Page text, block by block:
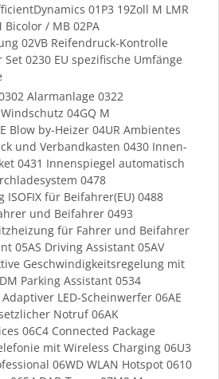
01P3 19Zoll M LMR
/ MB 02PA
02VB Reifendruck-Kontrolle
0230 EU spezifische Umfänge
Alarmanlage 0322
04GQ M
Blow by-Heizer 04UR Ambientes
und Verbandkasten 0430 Innen-
0431 Innenspiegel automatisch
0478
für Beifahrer(EU) 0488
und Beifahrer 0493
für Fahrer und Beifahrer
05AS Driving Assistant 05AV
Geschwindigkeitsregelung mit
Parking Assistant 0534
LED-Scheinwerfer 06AE
Notruf 06AK
06C4 Connected Package
mit Wireless Charging 06U3
06WD WLAN Hotspot 0610